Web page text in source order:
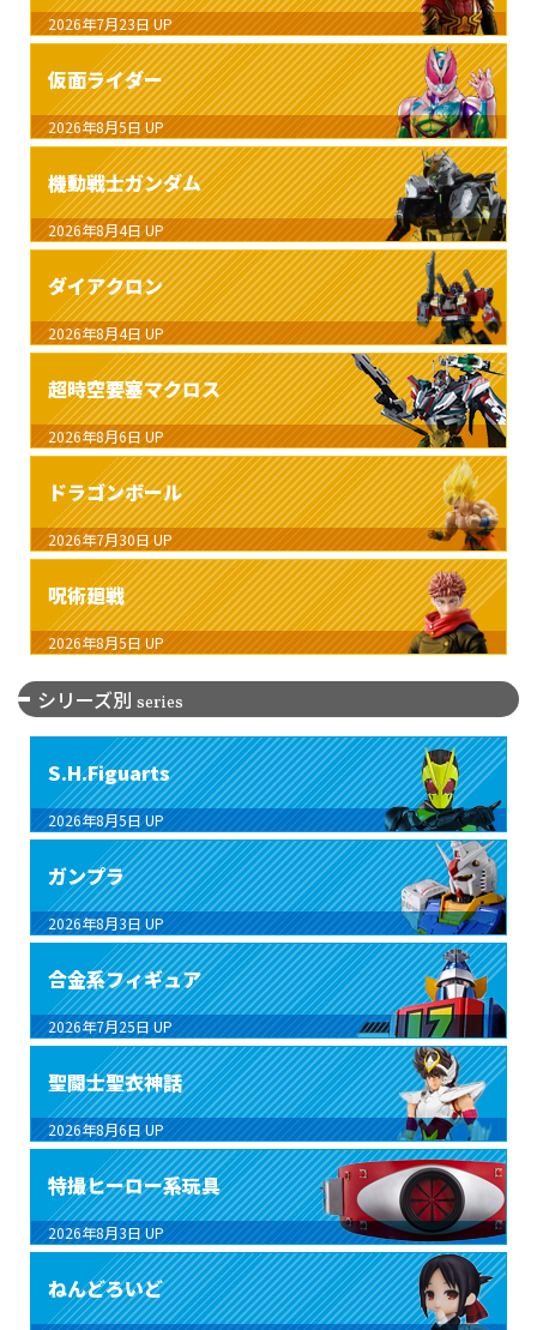
2026年7月23日 UP
仮面ライダー
2026年8月5日 UP
機動戦士ガンダム
2026年8月4日 UP
ダイアクロン
2026年8月4日 UP
超時空要塞マクロス
2026年8月6日 UP
ドラゴンボール
2026年7月30日 UP
呪術廻戦
2026年8月5日 UP
シリーズ別 series
S.H.Figuarts
2026年8月5日 UP
ガンプラ
2026年8月3日 UP
合金系フィギュア
2026年7月25日 UP
聖闘士聖衣神話
2026年8月6日 UP
特撮ヒーロー系玩具
2026年8月3日 UP
ねんどろいど